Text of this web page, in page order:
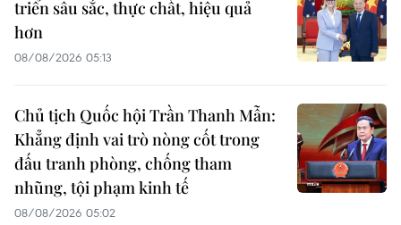
triển sâu sắc, thực chất, hiệu quả
hơn
08/08/2026 05:13
Chủ tịch Quốc hội Trần Thanh Mẫn:
Khẳng định vai trò nòng cốt trong
đấu tranh phòng, chống tham
nhũng, tội phạm kinh tế
08/08/2026 05:02